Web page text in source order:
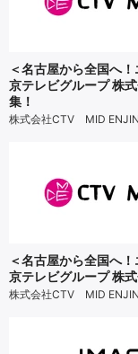
＜名古屋から全国へ
京テレビグループ 株
集！
株式会社CTV MID ENJIN
＜名古屋から全国へ
京テレビグループ 株
株式会社CTV MID ENJIN